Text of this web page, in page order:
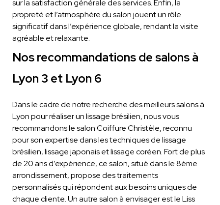
sur la satisfaction générale des services. Enfin, la
propreté et l’atmosphère du salon jouent un rôle
significatif dans l’expérience globale, rendant la visite
agréable et relaxante.
Nos recommandations de salons à
Lyon 3 et Lyon 6
Dans le cadre de notre recherche des meilleurs salons à
Lyon pour réaliser un lissage brésilien, nous vous
recommandons le salon Coiffure Christèle, reconnu
pour son expertise dans les techniques de lissage
brésilien, lissage japonais et lissage coréen. Fort de plus
de 20 ans d’expérience, ce salon, situé dans le 8ème
arrondissement, propose des traitements
personnalisés qui répondent aux besoins uniques de
chaque cliente. Un autre salon à envisager est le Liss